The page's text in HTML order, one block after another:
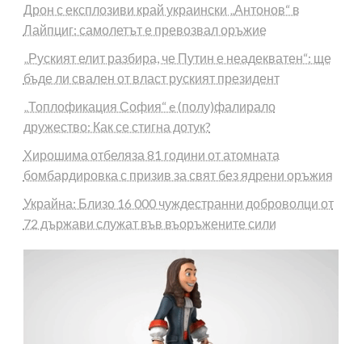
Дрон с експлозиви край украински „Антонов“ в
Лайпциг: самолетът е превозвал оръжие
„Руският елит разбира, че Путин е неадекватен“: ще
бъде ли свален от власт руският президент
„Топлофикация София“ e (полу)фалирало
дружество: Как се стигна дотук?
Хирошима отбеляза 81 години от атомната
бомбардировка с призив за свят без ядрени оръжия
Украйна: Близо 16 000 чуждестранни доброволци от
72 държави служат във въоръжените сили